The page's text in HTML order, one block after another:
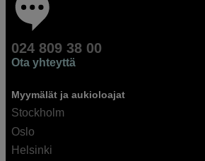
024 809 38 00
Ota yhteyttä
Myymälät ja aukioloajat
Stockholm
Oslo
Helsinki